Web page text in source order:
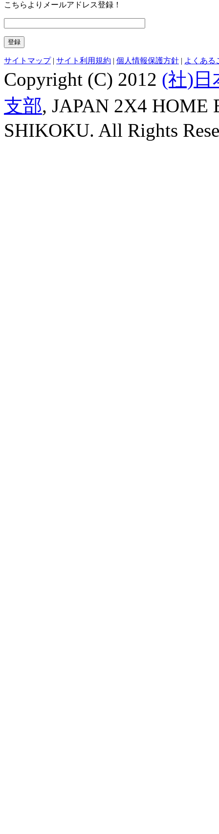
こちらよりメールアドレス登録！
サイトマップ| サイト利用規約 | 個人情報保護方針 | よくある
Copyright (C) 2012 (社)
支部, JAPAN 2X4 HOME
SHIKOKU. All Rights